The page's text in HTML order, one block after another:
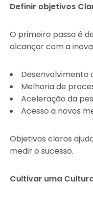
Definir objetivos
O primeiro passo é
alcançar com a
Desenvolvimento
Melhoria de
Aceleração da
Acesso a novos
Objetivos claros
medir o sucesso.
Cultivar uma